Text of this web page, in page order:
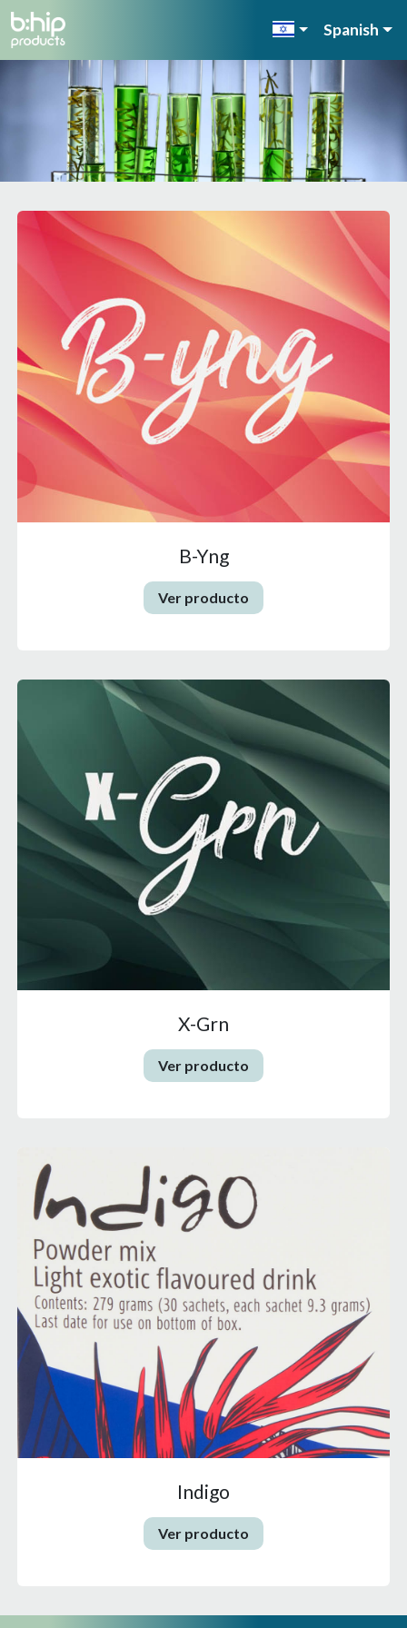
Spanish
B-Yng
Ver producto
X-Grn
Ver producto
Indigo
Ver producto